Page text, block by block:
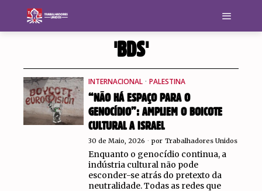
'BDS'
INTERNACIONAL · PALESTINA
“NÃO HÁ ESPAÇO PARA O
GENOCÍDIO”: AMPLIEM O BOICOTE
CULTURAL A ISRAEL
30 de Maio, 2026 por Trabalhadores Unidos
Enquanto o genocídio continua, a
indústria cultural não pode
esconder-se atrás do pretexto da
neutralidade. Todas as redes que